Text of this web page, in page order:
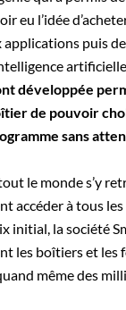
eu l’idée
applications puis
développée
de pouvoir
sans
le monde s’y
accéder à tous
initial, la société
les boîtiers et les
même des